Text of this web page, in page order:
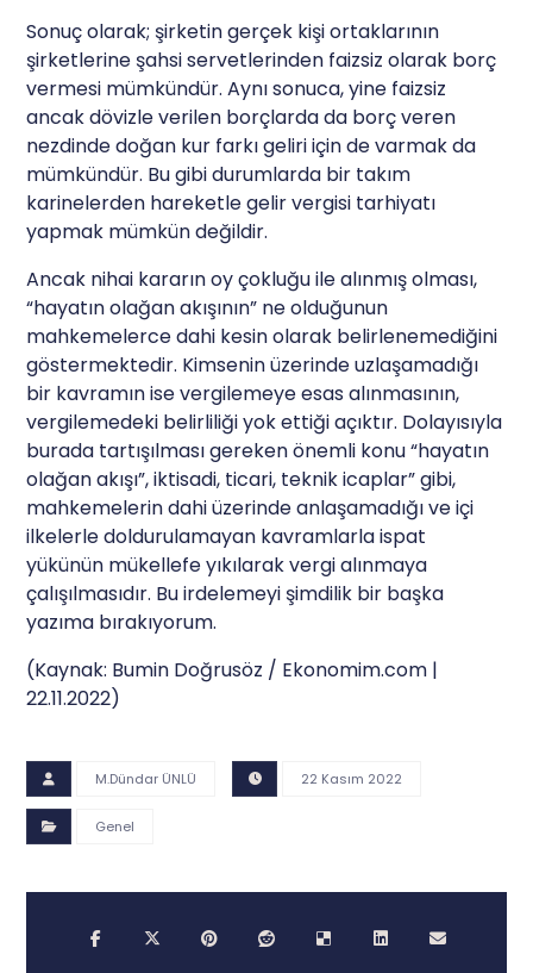
Sonuç olarak; şirketin gerçek kişi ortaklarının
şirketlerine şahsi servetlerinden faizsiz olarak borç
vermesi mümkündür. Aynı sonuca, yine faizsiz
ancak dövizle verilen borçlarda da borç veren
nezdinde doğan kur farkı geliri için de varmak da
mümkündür. Bu gibi durumlarda bir takım
karinelerden hareketle gelir vergisi tarhiyatı
yapmak mümkün değildir.
Ancak nihai kararın oy çokluğu ile alınmış olması,
“hayatın olağan akışının” ne olduğunun
mahkemelerce dahi kesin olarak belirlenemediğini
göstermektedir. Kimsenin üzerinde uzlaşamadığı
bir kavramın ise vergilemeye esas alınmasının,
vergilemedeki belirliliği yok ettiği açıktır. Dolayısıyla
burada tartışılması gereken önemli konu “hayatın
olağan akışı”, iktisadi, ticari, teknik icaplar” gibi,
mahkemelerin dahi üzerinde anlaşamadığı ve içi
ilkelerle doldurulamayan kavramlarla ispat
yükünün mükellefe yıkılarak vergi alınmaya
çalışılmasıdır. Bu irdelemeyi şimdilik bir başka
yazıma bırakıyorum.
(Kaynak: Bumin Doğrusöz / Ekonomim.com |
22.11.2022)
M.Dündar ÜNLÜ 22 Kasım 2022
Genel